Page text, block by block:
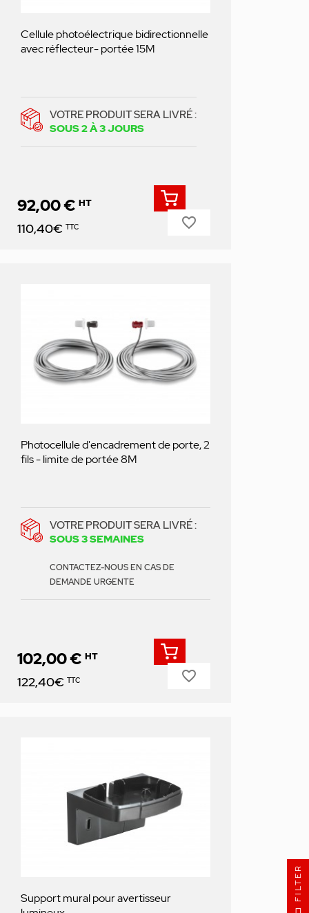
Cellule photoélectrique bidirectionnelle
avec réflecteur- portée 15M
VOTRE PRODUIT SERA LIVRÉ :
SOUS 2 À 3 JOURS
Prix
92,00 € HT
110,40€ TTC favorite_border
Photocellule d'encadrement de porte, 2
fils - limite de portée 8M
VOTRE PRODUIT SERA LIVRÉ :
SOUS 3 SEMAINES
CONTACTEZ-NOUS EN CAS DE
DEMANDE URGENTE
Prix
102,00 € HT
122,40€ TTC favorite_border
Support mural pour avertisseur
FILTER